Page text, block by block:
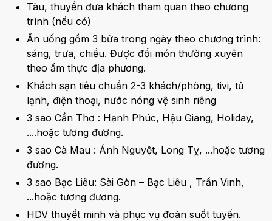
Tàu, thuyền đưa khách tham quan theo chương
trình (nếu có)
Ăn uống gồm 3 bữa trong ngày theo chương trình:
sáng, trưa, chiều. Được đổi món thường xuyên
theo ẩm thực địa phương.
Khách sạn tiêu chuẩn 2-3 khách/phòng, tivi, tủ
lạnh, điện thoại, nước nóng vệ sinh riêng
3 sao Cần Thơ : Hạnh Phúc, Hậu Giang, Holiday,
....hoặc tương đương.
3 sao Cà Mau : Ánh Nguyệt, Long Tỵ, ...hoặc tương
đương.
3 sao Bạc Liêu: Sài Gòn – Bạc Liêu , Trần Vinh,
...hoặc tương đương.
HDV thuyết minh và phục vụ đoàn suốt tuyến.